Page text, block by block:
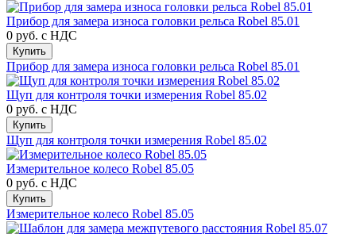
Прибор для замера износа головки рельса Robel 85.01
0 руб. с НДС
Купить
Прибор для замера износа головки рельса Robel 85.01
Щуп для контроля точки измерения Robel 85.02
0 руб. с НДС
Купить
Щуп для контроля точки измерения Robel 85.02
Измерительное колесо Robel 85.05
0 руб. с НДС
Купить
Измерительное колесо Robel 85.05